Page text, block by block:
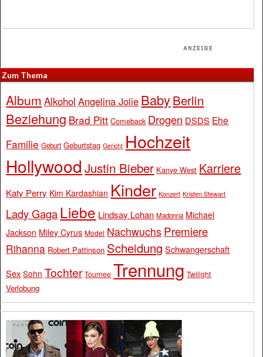
Zum Thema
Album Alkohol Angelina Jolie BabyBerlin
Beziehung Brad Pitt Comeback Drogen DSDS Ehe
Familie Geburt Geburtstag Gericht Hochzeit
Hollywood Justin Bieber Kanye West Karriere
Katy Perry Kim Kardashian Kinder Konzert Kristen Stewart
Lady Gaga Liebe Lindsay Lohan Madonna Michael
Jackson Miley Cyrus Model Nachwuchs Premiere
Rihanna Robert Pattinson Scheidung Schwangerschaft
Sex Sohn Tochter Tournee Trennung Twilight
Verlobung